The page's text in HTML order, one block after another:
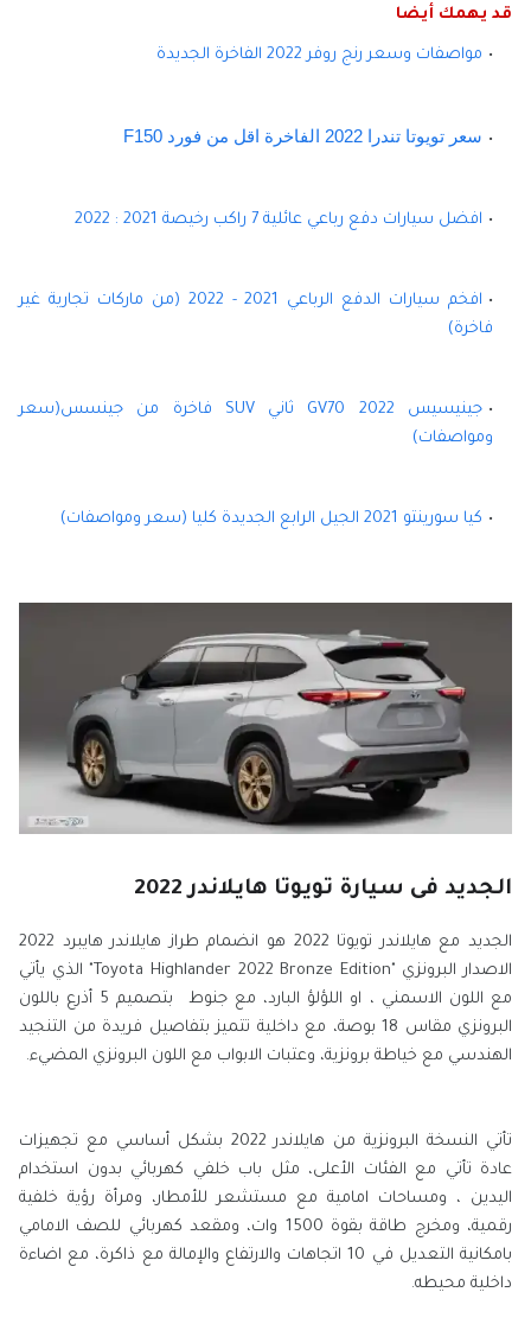
قد يهمك أيضا
مواصفات وسعر رنج روفر 2022 الفاخرة الجديدة
سعر تويوتا تندرا 2022 الفاخرة اقل من فورد F150
افضل سيارات دفع رباعي عائلية 7 راكب رخيصة 2021 : 2022
افخم سيارات الدفع الرباعي 2021 - 2022 (من ماركات تجارية غير
فاخرة)
جينيسيس GV70 2022 ثاني SUV فاخرة من جينسس(سعر
ومواصفات)
كيا سورينتو 2021 الجيل الرابع الجديدة كليا (سعر ومواصفات)
الجديد فى سيارة تويوتا هايلاندر 2022
الجديد مع هايلاندر تويوتا 2022 هو انضمام طراز هايلاندر هايبرد 2022
الاصدار البرونزي "Toyota Highlander 2022 Bronze Edition" الذي يأتي
مع اللون الاسمني ، او اللؤلؤ البارد، مع جنوط بتصميم 5 أذرع باللون
البرونزي مقاس 18 بوصة، مع داخلية تتميز بتفاصيل فريدة من التنجيد
الهندسي مع خياطة برونزية، وعتبات الابواب مع اللون البرونزي المضيء.
تأتي النسخة البرونزية من هايلاندر 2022 بشكل أساسي مع تجهيزات
عادة تأتي مع الفئات الأعلى، مثل باب خلفي كهربائي بدون استخدام
اليدين ، ومساحات امامية مع مستشعر للأمطار، ومرأة رؤية خلفية
رقمية، ومخرج طاقة بقوة 1500 وات، ومقعد كهربائي للصف الامامي
بامكانية التعديل في 10 اتجاهات والارتفاع والإمالة مع ذاكرة، مع اضاءة
داخلية محيطه.